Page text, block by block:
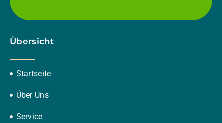
Übersicht
Startseite
Über Uns
Service